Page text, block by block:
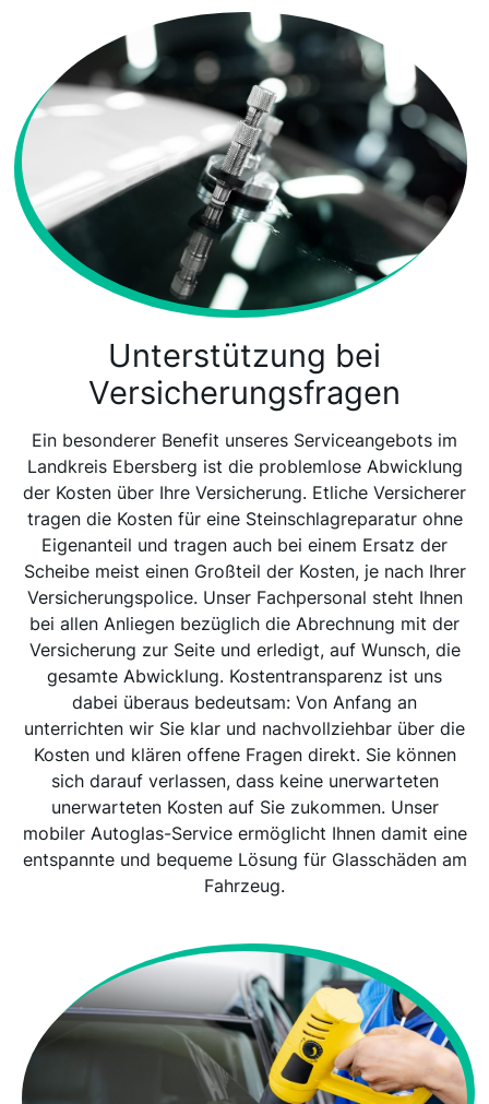
Unterstützung bei
Versicherungsfragen
Ein besonderer Benefit unseres Serviceangebots im
Landkreis Ebersberg ist die problemlose Abwicklung
der Kosten über Ihre Versicherung. Etliche Versicherer
tragen die Kosten für eine Steinschlagreparatur ohne
Eigenanteil und tragen auch bei einem Ersatz der
Scheibe meist einen Großteil der Kosten, je nach Ihrer
Versicherungspolice. Unser Fachpersonal steht Ihnen
bei allen Anliegen bezüglich die Abrechnung mit der
Versicherung zur Seite und erledigt, auf Wunsch, die
gesamte Abwicklung. Kostentransparenz ist uns
dabei überaus bedeutsam: Von Anfang an
unterrichten wir Sie klar und nachvollziehbar über die
Kosten und klären offene Fragen direkt. Sie können
sich darauf verlassen, dass keine unerwarteten
unerwarteten Kosten auf Sie zukommen. Unser
mobiler Autoglas-Service ermöglicht Ihnen damit eine
entspannte und bequeme Lösung für Glasschäden am
Fahrzeug.